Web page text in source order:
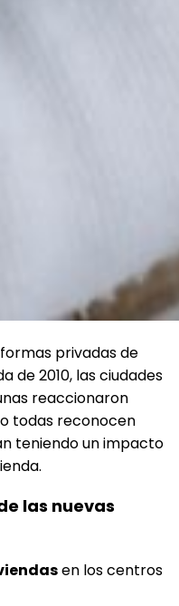
privadas de
de 2010, las ciudades
reaccionaron
todas reconocen
teniendo un impacto
las nuevas
en los centros